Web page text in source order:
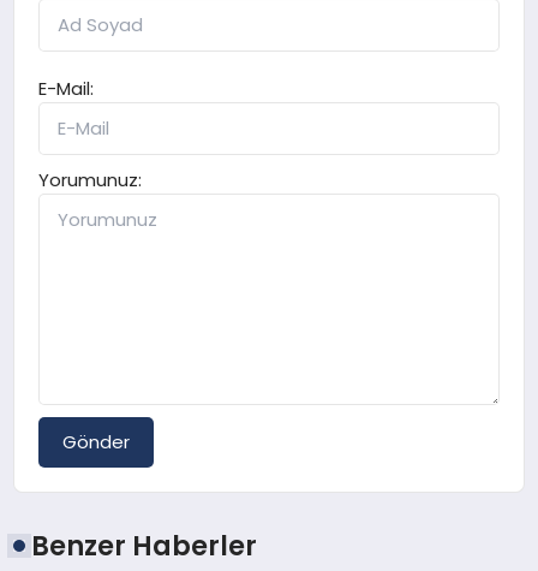
E-Mail:
Yorumunuz:
Gönder
Benzer Haberler